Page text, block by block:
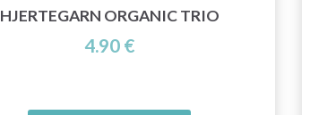
HJERTEGARN ORGANIC TRIO
4.90 €